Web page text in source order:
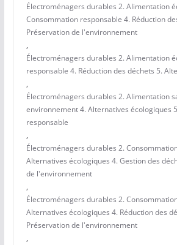
Électroménagers durables 2. Alimentation
Consommation responsable 4. Réduction
Préservation de l'environnement
,
Électroménagers durables 2. Alimentation
responsable 4. Réduction des déchets 5.
,
Électroménagers durables 2. Alimentation
environnement 4. Alternatives écologiques
responsable
,
Électroménagers durables 2.
Alternatives écologiques 4. Gestion des
de l'environnement
,
Électroménagers durables 2.
Alternatives écologiques 4. Réduction des
Préservation de l'environnement
,